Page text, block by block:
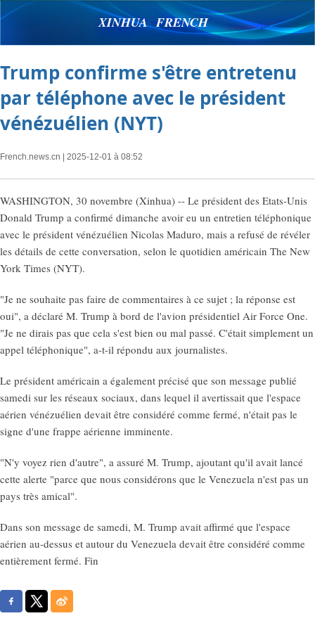
XINHUA FRENCH
Trump confirme s'être entretenu
par téléphone avec le président
vénézuélien (NYT)
French.news.cn | 2025-12-01 à 08:52
WASHINGTON, 30 novembre (Xinhua) -- Le président des Etats-Unis
Donald Trump a confirmé dimanche avoir eu un entretien téléphonique
avec le président vénézuélien Nicolas Maduro, mais a refusé de révéler
les détails de cette conversation, selon le quotidien américain The New
York Times (NYT).
"Je ne souhaite pas faire de commentaires à ce sujet ; la réponse est
oui", a déclaré M. Trump à bord de l'avion présidentiel Air Force One.
"Je ne dirais pas que cela s'est bien ou mal passé. C'était simplement un
appel téléphonique", a-t-il répondu aux journalistes.
Le président américain a également précisé que son message publié
samedi sur les réseaux sociaux, dans lequel il avertissait que l'espace
aérien vénézuélien devait être considéré comme fermé, n'était pas le
signe d'une frappe aérienne imminente.
"N'y voyez rien d'autre", a assuré M. Trump, ajoutant qu'il avait lancé
cette alerte "parce que nous considérons que le Venezuela n'est pas un
pays très amical".
Dans son message de samedi, M. Trump avait affirmé que l'espace
aérien au-dessus et autour du Venezuela devait être considéré comme
entièrement fermé. Fin